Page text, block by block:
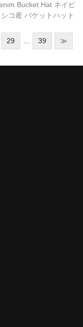
Bucket Hat ネイビ
コ産 バケットハット
ッション Echo en
29 39 ≫